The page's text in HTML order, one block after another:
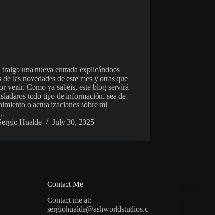
una nueva entrada explicándoos
de las novedades de este mes y otras que
venir. Como ya sabéis, este blog servirá
todo tipo de información, sea de
o actualizaciones sobre mi
Hualde
July 30, 2025
Contact Me
Contact me at:
sergiohualde@ashworldstudios.c